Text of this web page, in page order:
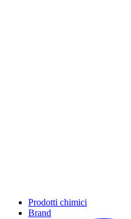
Prodotti chimici
Brand